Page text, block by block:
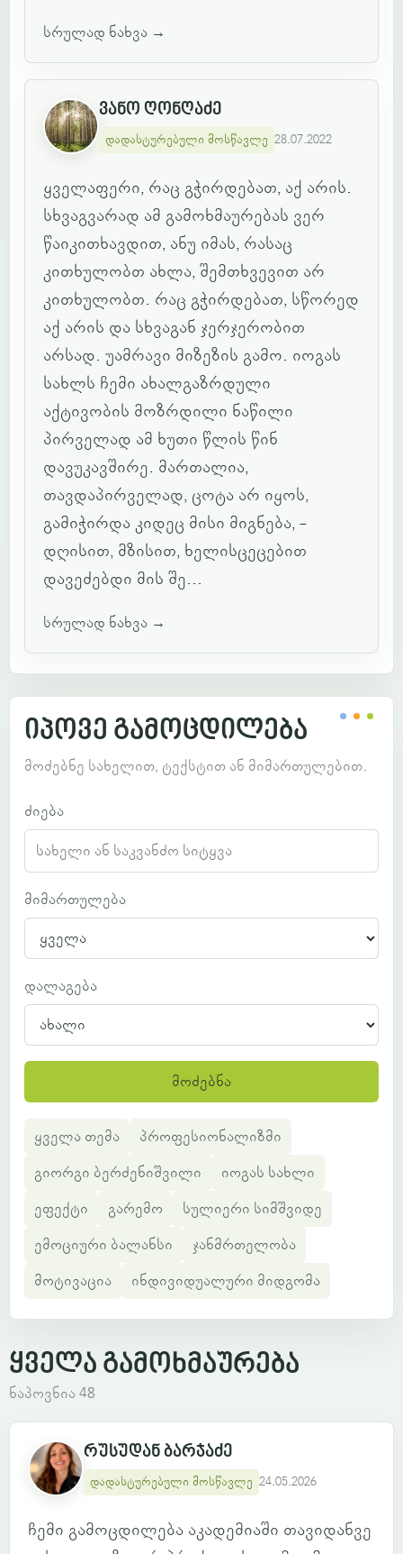
სრულად ნახვა →
ვანო ღონღაძე
დადასტურებული მოსწავლე 28.07.2022
ყველაფერი, რაც გჭირდებათ, აქ არის.
სხვაგვარად ამ გამოხმაურებას ვერ
წაიკითხავდით, ანუ იმას, რასაც
კითხულობთ ახლა, შემთხვევით არ
კითხულობთ. რაც გჭირდებათ, სწორედ
აქ არის და სხვაგან ჯერჯერობით
არსად. უამრავი მიზეზის გამო. იოგას
სახლს ჩემი ახალგაზრდული
აქტივობის მოზრდილი ნაწილი
პირველად ამ ხუთი წლის წინ
დავუკავშირე. მართალია,
თავდაპირველად, ცოტა არ იყოს,
გამიჭირდა კიდეც მისი მიგნება, -
დღისით, მზისით, ხელისცეცებით
დავეძებდი მის შე...
სრულად ნახვა →
იპოვე გამოცდილება
მოძებნე სახელით, ტექსტით ან მიმართულებით.
ძიება
მიმართულება
დალაგება
მოძებნა
ყველა თემა
პროფესიონალიზმი
გიორგი ბერძენიშვილი
იოგას სახლი
ეფექტი
გარემო
სულიერი სიმშვიდე
ემოციური ბალანსი
ჯანმრთელობა
მოტივაცია
ინდივიდუალური მიდგომა
ყველა გამოხმაურება
ნაპოვნია 48
რუსუდან ბარჯაძე
დადასტურებული მოსწავლე 24.05.2026
ჩემი გამოცდილება აკადემიაში თავიდანვე